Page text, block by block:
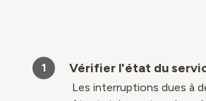
1 Vérifier l'état du
Les interruptions dues à